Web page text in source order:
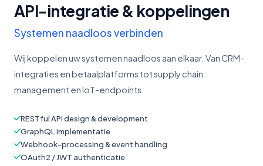
API-integratie & koppelingen
Systemen naadloos verbinden
Wij koppelen uw systemen naadloos aan elkaar. Van CRM-
integraties en betaalplatforms tot supply chain
management en IoT-endpoints.
RESTful API design & development
GraphQL implementatie
Webhook-processing & event handling
OAuth2 / JWT authenticatie